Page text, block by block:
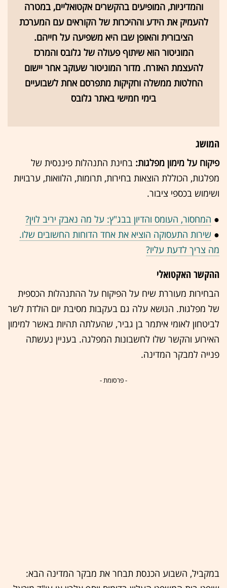
והמדיניות, המופיעים בהקשרים אקטואליים, במטרה
להעמיק את הידע וההיכרות של הקוראים עם המערכת
הציבורית והאופן שבו היא משפיעה על חייהם.
המוניטור הוא שיתוף פעולה של גלובס והמרכז
להעצמת האזרח. מדור המוניטור שעוקב אחר יישום
החלטות ממשלה וחקיקות מתפרסם אחת לשבועיים
בימי חמישי באתר גלובס
המושג
פיקוח על מימון מפלגות: בחינת התנהלות פיננסית של
מפלגות, הכוללת הוצאות בחירות, תרומות, הלוואות, ערבויות
ושימוש בכספי ציבור.
● המחסור, העומס והדיון בבג"ץ: על מה נאבק יריב לוין?
● שירות התעסוקה הוציא את אחד הדוחות החשובים שלו.
מה צריך לדעת עליו?
ההקשר האקטואלי
הבחירות מעוררת שיח על הפיקוח על ההתנהלות הכספית
של מפלגות. הנושא עלה גם בעקבות מסיבת יום הולדת לשר
לביטחון לאומי איתמר בן גביר, שהעלתה תהיות באשר למימון
האירוע והקשר שלו לחשבונות המפלגה. בעניין נעשתה
פנייה למבקר המדינה.
- פרסומת -
במקביל, השבוע הכנסת תבחר את מבקר המדינה הבא: